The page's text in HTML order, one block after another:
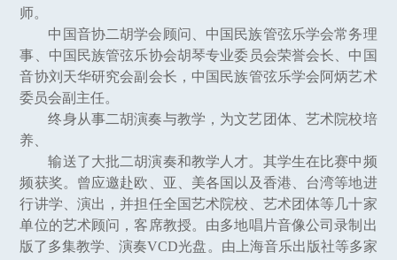
师。
中国音协二胡学会顾问、中国民族管弦乐学会常务理
事、中国民族管弦乐协会胡琴专业委员会荣誉会长、中国
音协刘天华研究会副会长，中国民族管弦乐学会阿炳艺术
委员会副主任。
终身从事二胡演奏与教学，为文艺团体、艺术院校培
养、
输送了大批二胡演奏和教学人才。其学生在比赛中频
频获奖。曾应邀赴欧、亚、美各国以及香港、台湾等地进
行讲学、演出，并担任全国艺术院校、艺术团体等几十家
单位的艺术顾问，客席教授。由多地唱片音像公司录制出
版了多集教学、演奏VCD光盘。由上海音乐出版社等多家